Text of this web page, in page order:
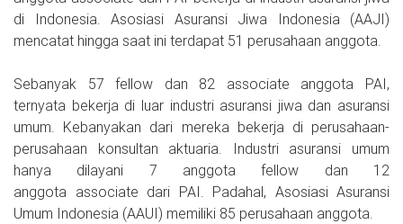
di Indonesia. Asosiasi Asuransi Jiwa Indonesia (AAJI)
mencatat hingga saat ini terdapat 51 perusahaan anggota.
Sebanyak 57 fellow dan 82 associate anggota PAI,
ternyata bekerja di luar industri asuransi jiwa dan asuransi
umum. Kebanyakan dari mereka bekerja di perusahaan-
perusahaan konsultan aktuaria. Industri asuransi umum
hanya dilayani 7 anggota fellow dan 12
anggota associate dari PAI. Padahal, Asosiasi Asuransi
Umum Indonesia (AAUI) memiliki 85 perusahaan anggota.